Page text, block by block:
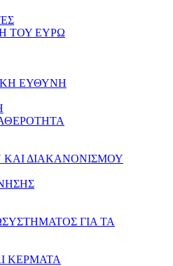
ΤΟΥ ΕΥΡΩ
ΕΥΘΥΝΗ
ΔΙΑΚΑΝΟΝΙΣΜΟΥ
ΓΙΑ ΤΑ
ΚΕΡΜΑΤΑ